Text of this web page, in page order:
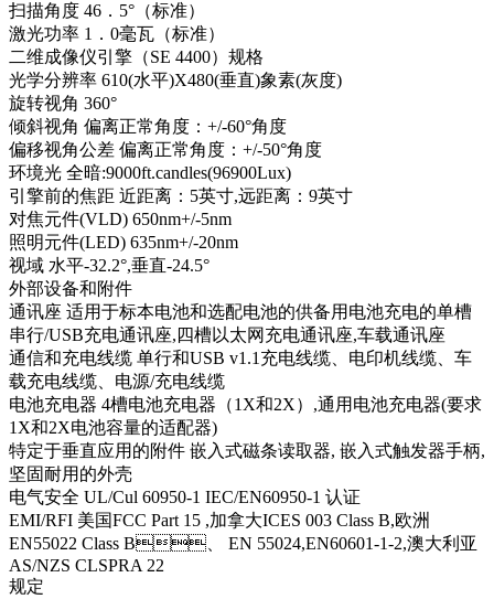
扫描角度 46．5°（标准）
激光功率 1．0毫瓦（标准）
二维成像仪引擎（SE 4400）规格
光学分辨率 610(水平)X480(垂直)象素(灰度)
旋转视角 360°
倾斜视角 偏离正常角度：+/-60°角度
偏移视角公差 偏离正常角度：+/-50°角度
环境光 全暗:9000ft.candles(96900Lux)
引擎前的焦距 近距离：5英寸,远距离：9英寸
对焦元件(VLD) 650nm+/-5nm
照明元件(LED) 635nm+/-20nm
视域 水平-32.2°,垂直-24.5°
外部设备和附件
通讯座 适用于标本电池和选配电池的供备用电池充电的单槽
串行/USB充电通讯座,四槽以太网充电通讯座,车载通讯座
通信和充电线缆 单行和USB v1.1充电线缆、电印机线缆、车
载充电线缆、电源/充电线缆
电池充电器 4槽电池充电器（1X和2X）,通用电池充电器(要求
1X和2X电池容量的适配器)
特定于垂直应用的附件 嵌入式磁条读取器, 嵌入式触发器手柄,
坚固耐用的外壳
电气安全 UL/Cul 60950-1 IEC/EN60950-1 认证
EMI/RFI 美国FCC Part 15 ,加拿大ICES 003 Class B,欧洲
EN55022 Class B、 EN 55024,EN60601-1-2,澳大利亚
AS/NZS CLSPRA 22
规定